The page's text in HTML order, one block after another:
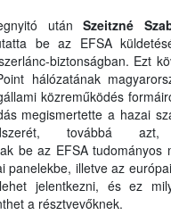
után Szeitzné
be az EFSA
biztonságban. Ezt
hálózatának
közreműködés
megismertette a hazai
továbbá
be az EFSA tudományos
panelekbe, illetve az
jelentkezni, és ez
a résztvevőknek.